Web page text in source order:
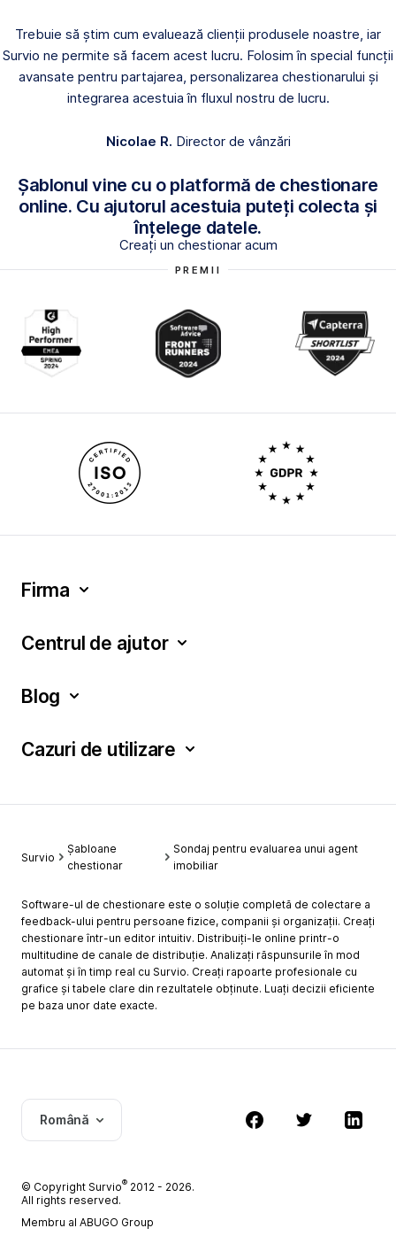
Trebuie să știm cum evaluează clienții produsele noastre, iar
Survio ne permite să facem acest lucru. Folosim în special funcții
avansate pentru partajarea, personalizarea chestionarului și
integrarea acestuia în fluxul nostru de lucru.
Nicolae R. Director de vânzări
Șablonul vine cu o platformă de chestionare
online. Cu ajutorul acestuia puteți colecta și
înțelege datele.
Creați un chestionar acum
PREMII
Firma
Centrul de ajutor
Blog
Cazuri de utilizare
Survio
Șabloane
chestionar
Sondaj pentru evaluarea unui agent
imobiliar
Software-ul de chestionare este o soluție completă de colectare a
feedback-ului pentru persoane fizice, companii și organizații. Creați
chestionare într-un editor intuitiv. Distribuiți-le online printr-o
multitudine de canale de distribuție. Analizați răspunsurile în mod
automat și în timp real cu Survio. Creați rapoarte profesionale cu
grafice și tabele clare din rezultatele obținute. Luați decizii eficiente
pe baza unor date exacte.
Română
© Copyright Survio® 2012 - 2026.
All rights reserved.
Membru al ABUGO Group